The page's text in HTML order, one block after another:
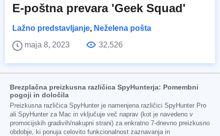
E-poštna prevara 'Geek Squad'
Lažno predstavljanje, Neželena pošta
maja 8, 2023
32,526
Brezplačna preizkusna različica SpyHunterja: Pomembni
pogoji in določila
Preizkusna različica SpyHunter je namenjena različici SpyHunter Pro
ali SpyHunter za Mac in vključuje več naprav (kot je navedeno v
promocijskih gradivih/nakupni strani) za enkratno 7-dnevno preizkusno
obdobje, ki ponuja celovito funkcionalnost zaznavanja in